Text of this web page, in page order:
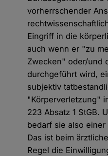
vorherrschender
Eingriff in die
auch wenn er "zu
Zwecken" oder/und
durchgeführt wird,
subjektiv
"Körperverletzung"
223 Absatz 1 StGB.
bedarf sie also
Das ist beim
Regel die